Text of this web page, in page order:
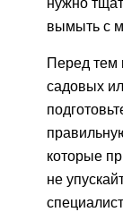
вымыть с
Перед тем
садовых
которые
не